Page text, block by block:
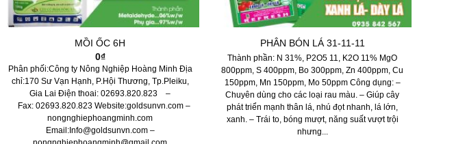
MỒI ỐC 6H
0₫
Phân phối:Công ty Nông Nghiệp Hoàng Minh Địa
chỉ:170 Sư Vạn Hạnh, P.Hội Thương, Tp.Pleiku,
Gia Lai Điện thoai: 02693.820.823 –
Fax: 02693.820.823 Website:goldsunvn.com –
nongnghiephoangminh.com
Email:Info@goldsunvn.com –
nongnghiephoangminh@gmail.com
PHÂN BÓN LÁ 31-11-11
Thành phần: N 31%, P­2O5 11, K2O 11% MgO
800ppm, S 400ppm, Bo 300ppm, Zn 400ppm, Cu
150ppm, Mn 150ppm, Mo 50ppm Công dụng: –
Chuyên dùng cho các loại rau màu. – Giúp cây
phát triển mạnh thân lá, nhú đọt nhanh, lá lớn,
xanh. – Trái to, bóng mượt, năng suất vượt trội
nhưng...